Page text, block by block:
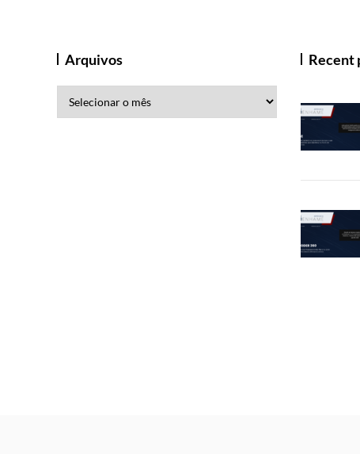
Arquivos Recent